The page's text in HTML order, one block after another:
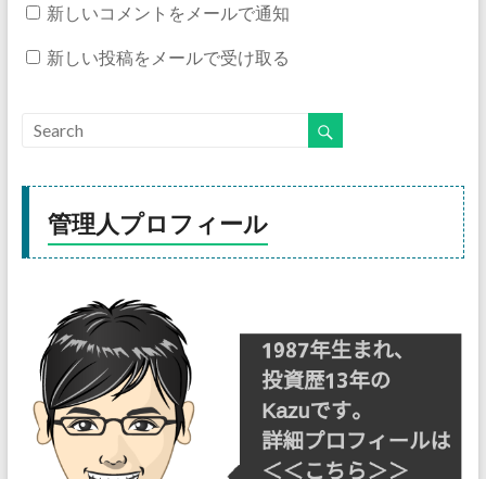
新しいコメントをメールで通知
新しい投稿をメールで受け取る
管理人プロフィール